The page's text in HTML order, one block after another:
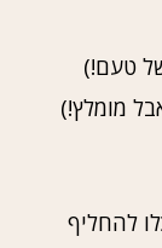
להחליף